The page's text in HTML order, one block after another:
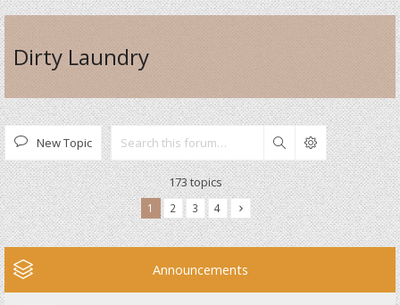
Dirty Laundry
New Topic Search
173 topics
1 2 3 4
Announcements